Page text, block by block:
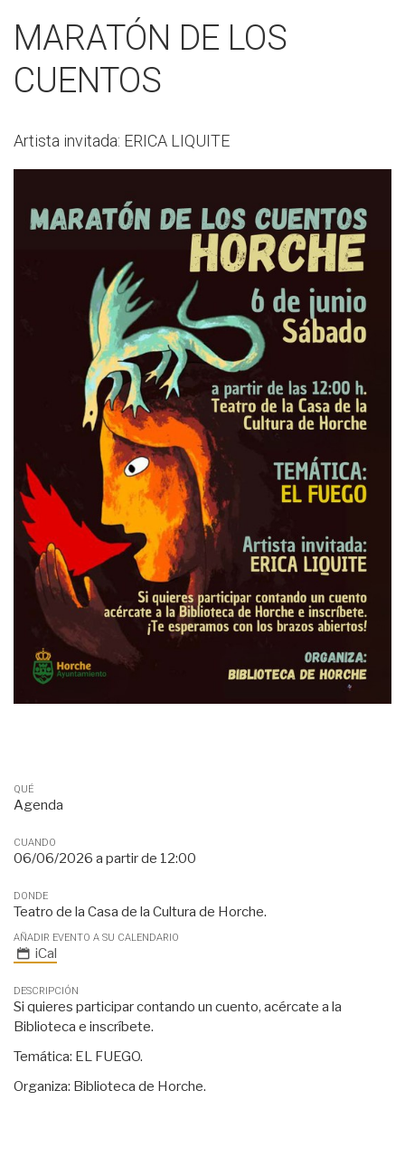
MARATÓN DE LOS
CUENTOS
Artista invitada: ERICA LIQUITE
QUÉ
Agenda
CUANDO
06/06/2026 a partir de 12:00
DONDE
Teatro de la Casa de la Cultura de Horche.
AÑADIR EVENTO A SU CALENDARIO
iCal
DESCRIPCIÓN
Si quieres participar contando un cuento, acércate a la
Biblioteca e inscríbete.
Temática: EL FUEGO.
Organiza: Biblioteca de Horche.